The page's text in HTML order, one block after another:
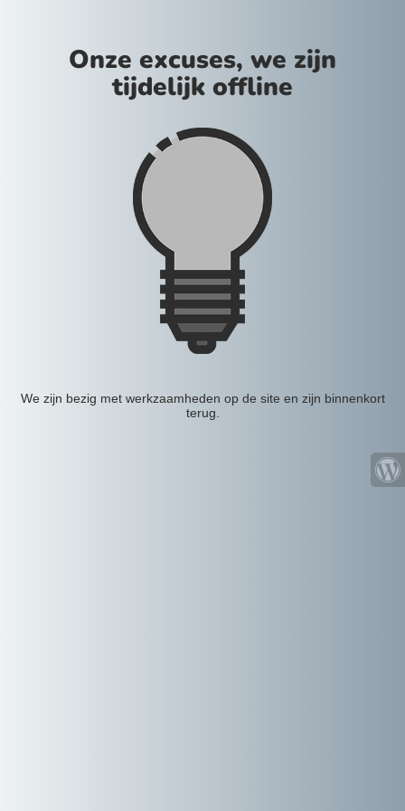
Onze excuses, we zijn
tijdelijk offline
We zijn bezig met werkzaamheden op de site en zijn binnenkort
terug.